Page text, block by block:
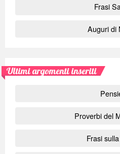
Frasi
Auguri di
Ultimi argomenti inseriti
Proverbi del
Frasi